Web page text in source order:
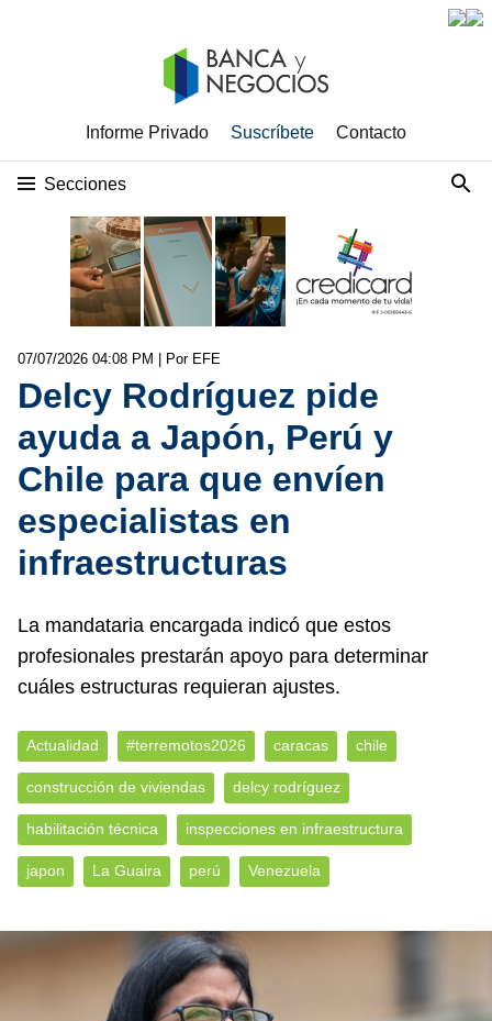
Informe Privado Suscríbete Contacto
Secciones
07/07/2026 04:08 PM | Por EFE
Delcy Rodríguez pide
ayuda a Japón, Perú y
Chile para que envíen
especialistas en
infraestructuras
La mandataria encargada indicó que estos
profesionales prestarán apoyo para determinar
cuáles estructuras requieran ajustes.
Actualidad #terremotos2026 caracas chile
construcción de viviendas delcy rodríguez
habilitación técnica inspecciones en infraestructura
japon La Guaira perú Venezuela